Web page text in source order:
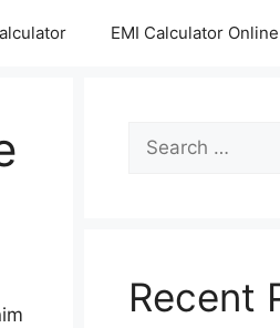
EMI Calculator Online
Search
for:
Recent